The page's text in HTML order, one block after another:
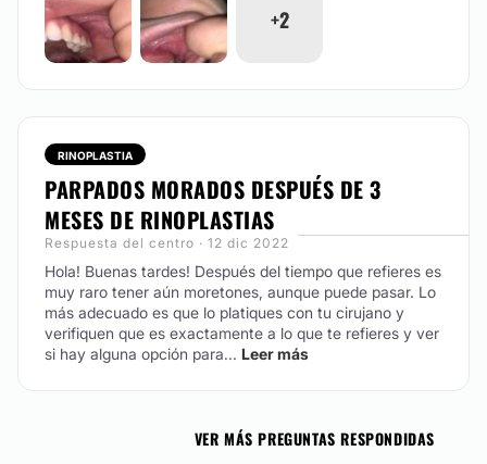
+2
RINOPLASTIA
PARPADOS MORADOS DESPUÉS DE 3
MESES DE RINOPLASTIAS
Respuesta del centro · 12 dic 2022
Hola! Buenas tardes! Después del tiempo que refieres es
muy raro tener aún moretones, aunque puede pasar. Lo
más adecuado es que lo platiques con tu cirujano y
verifiquen que es exactamente a lo que te refieres y ver
si hay alguna opción para... Leer más
VER MÁS PREGUNTAS RESPONDIDAS